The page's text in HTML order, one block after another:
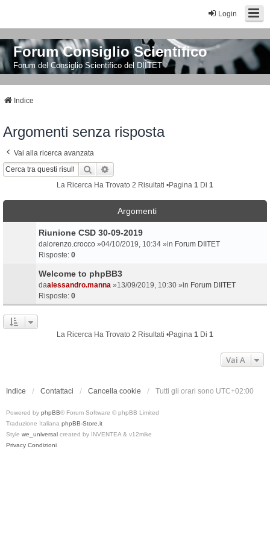
Login
Forum Consiglio Scientifico
Forum del Consiglio Scientifico del DIITET
Indice
Argomenti senza risposta
Vai alla ricerca avanzata
Cerca
La Ricerca Ha Trovato 2 Risultati •Pagina 1 Di 1
Argomenti
Riunione CSD 30-09-2019
da lorenzo.crocco »04/10/2019, 10:34 »in Forum DIITET
Risposte: 0
Welcome to phpBB3
daalessandro.manna »13/09/2019, 10:30 »in Forum DIITET
Risposte: 0
La Ricerca Ha Trovato 2 Risultati •Pagina 1 Di 1
Vai A
Indice Contattaci Cancella cookie Tutti gli orari sono UTC+02:00
Powered by phpBB® Forum Software © phpBB Limited
Traduzione Italiana phpBB-Store.it
Style we_universal created by INVENTEA & v12mike
Privacy Condizioni